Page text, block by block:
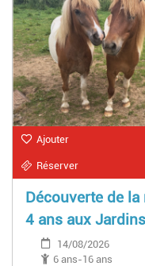
Ajouter
Réserver
Découverte de
4 ans aux
14/08/2026
6 ans-16 ans